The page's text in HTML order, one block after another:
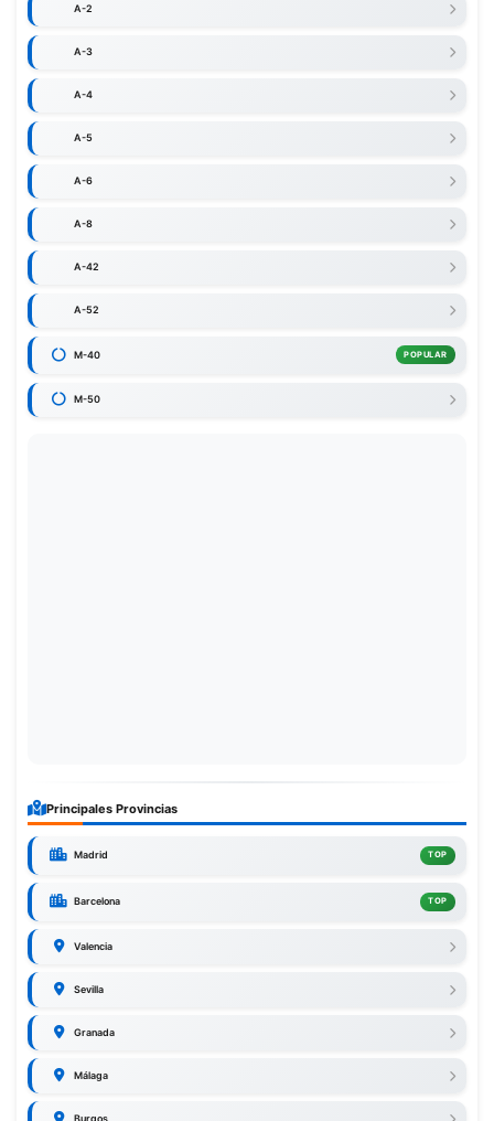
A-2
A-3
A-4
A-5
A-6
A-8
A-42
A-52
M-40 POPULAR
M-50
Principales Provincias
Madrid TOP
Barcelona TOP
Valencia
Sevilla
Granada
Málaga
Burgos